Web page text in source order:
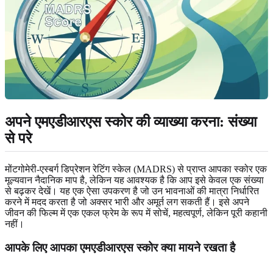
अपने एमएडीआरएस स्कोर की व्याख्या करना: संख्या
से परे
मोंटगोमेरी-एस्बर्ग डिप्रेशन रेटिंग स्केल (MADRS) से प्राप्त आपका स्कोर एक
मूल्यवान नैदानिक ​​माप है, लेकिन यह आवश्यक है कि आप इसे केवल एक संख्या
से बढ़कर देखें। यह एक ऐसा उपकरण है जो उन भावनाओं की मात्रा निर्धारित
करने में मदद करता है जो अक्सर भारी और अमूर्त लग सकती हैं। इसे अपने
जीवन की फिल्म में एक एकल फ्रेम के रूप में सोचें, महत्वपूर्ण, लेकिन पूरी कहानी
नहीं।
आपके लिए आपका एमएडीआरएस स्कोर क्या मायने रखता है